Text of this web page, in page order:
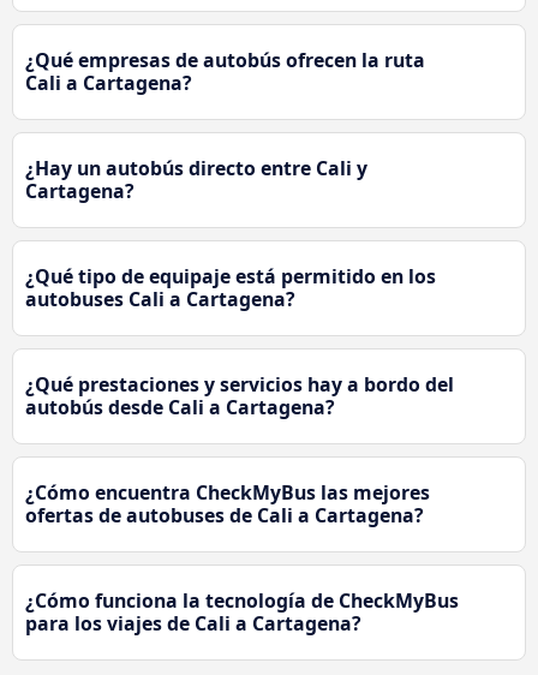
¿Qué empresas de autobús ofrecen la ruta
Cali a Cartagena?
¿Hay un autobús directo entre Cali y
Cartagena?
¿Qué tipo de equipaje está permitido en los
autobuses Cali a Cartagena?
¿Qué prestaciones y servicios hay a bordo del
autobús desde Cali a Cartagena?
¿Cómo encuentra CheckMyBus las mejores
ofertas de autobuses de Cali a Cartagena?
¿Cómo funciona la tecnología de CheckMyBus
para los viajes de Cali a Cartagena?